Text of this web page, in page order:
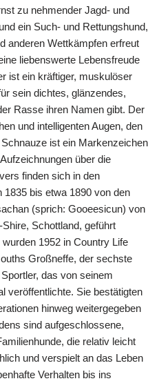
zu nehmender Jagd- und
ein Such- und Rettungshund,
anderen Wettkämpfen erfreut
liebenswerte Lebensfreude
ist ein kräftiger, muskulöser
sein dichtes, glänzendes,
Rasse ihren Namen gibt. Der
und intelligenten Augen, den
ist ein Markenzeichen
über die
finden sich in den
bis etwa 1890 von den
(sprich: Gooeesicun) von
Schottland, geführt
1952 in Country Life
Großneffe, der sechste
das von seinem
veröffentlichte. Sie bestätigten
hinweg weitergegeben
sind aufgeschlossene,
die relativ leicht
und verspielt an das Leben
Verhalten bis ins